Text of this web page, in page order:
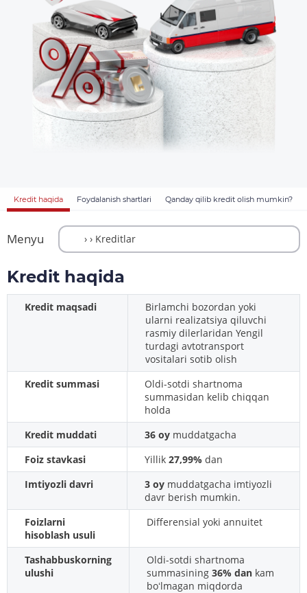
Kredit haqida Foydalanish shartlari Qanday qilib kredit olish mumkin?
Menyu
Kredit haqida
Kredit maqsadi
Birlamchi bozordan yoki
ularni realizatsiya qiluvchi
rasmiy dilerlaridan Yengil
turdagi avtotransport
vositalari sotib olish
Kredit summasi
Oldi-sotdi shartnoma
summasidan kelib chiqqan
holda
Kredit muddati
36 oy muddatgacha
Foiz stavkasi
Yillik 27,99% dan
Imtiyozli davri
3 oy muddatgacha imtiyozli
davr berish mumkin.
Foizlarni
hisoblash usuli
Differensial yoki annuitet
Tashabbuskorning
ulushi
Oldi-sotdi shartnoma
summasining 36% dan kam
boʻlmagan miqdorda